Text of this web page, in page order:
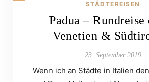
STÄDTEREISEN
Padua – Rundreise
Venetien &
23. September 2019
Wenn ich an Städte in Italien